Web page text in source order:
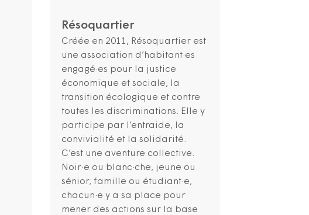
Résoquartier
Créée en 2011, Résoquartier est
une association d’habitant·es
engagé·es pour la justice
économique et sociale, la
transition écologique et contre
toutes les discriminations. Elle y
participe par l’entraide, la
convivialité et la solidarité.
C’est une aventure collective.
Noir·e ou blanc·che, jeune ou
sénior, famille ou étudiant·e,
chacun·e y a sa place pour
mener des actions sur la base